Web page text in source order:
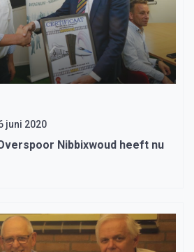
juni 2020
Nibbixwoud heeft nu